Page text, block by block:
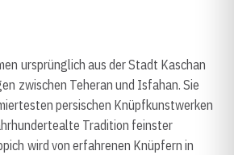
ursprünglich aus der Stadt Kaschan
zwischen Teheran und Isfahan. Sie
persischen Knüpfkunstwerken
Tradition feinster
wird von erfahrenen Knüpfern in